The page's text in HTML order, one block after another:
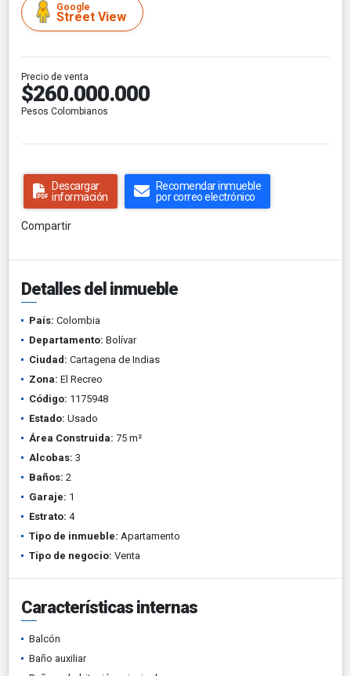
Google
Street View
Precio de venta
$260.000.000
Pesos Colombianos
Descargar
información
Recomendar inmueble
por correo electrónico
Compartir
Detalles del inmueble
País: Colombia
Departamento: Bolívar
Ciudad: Cartagena de Indias
Zona: El Recreo
Código: 1175948
Estado: Usado
Área Construida: 75 m²
Alcobas: 3
Baños: 2
Garaje: 1
Estrato: 4
Tipo de inmueble: Apartamento
Tipo de negocio: Venta
Características internas
Balcón
Baño auxiliar